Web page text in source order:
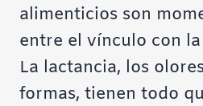
alimenticios son
entre el vínculo con
La lactancia, los
formas, tienen todo